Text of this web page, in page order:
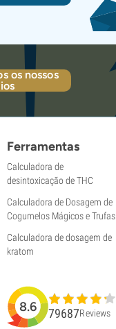
os nossos
Ferramentas
Calculadora de
desintoxicação de THC
Calculadora de Dosagem de
Cogumelos Mágicos e Trufas
Calculadora de dosagem de
kratom
8.6 79687Reviews